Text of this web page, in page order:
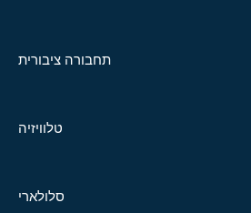
תחבורה ציבורית
טלוויזיה
סלולארי